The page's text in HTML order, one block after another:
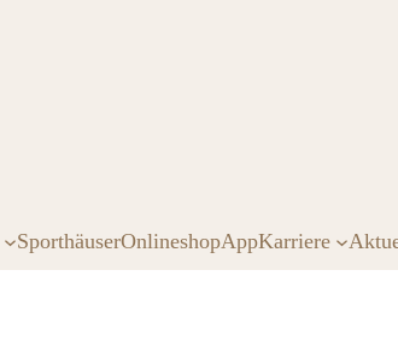
SporthäuserOnlineshopAppKarriere